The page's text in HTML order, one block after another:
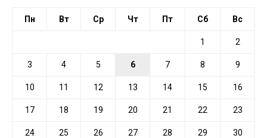
Пн Вт Ср Чт Пт Сб Вс
1 2
3 4 5 6 7 8 9
10 11 12 13 14 15 16
17 18 19 20 21 22 23
24 25 26 27 28 29 30